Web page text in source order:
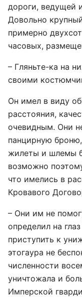
дороги, ведущей
Довольно
примерно
часовых,
– Гляньте-ка на
своими
Он имел в виду
расстояния,
очевидным. Они
панцирную
жилеты и шлемы
возможно
что имелись в
Кровавого
– Они им не
определил на
приступить к
этогаура не
численности
уничтожала и
Имперской